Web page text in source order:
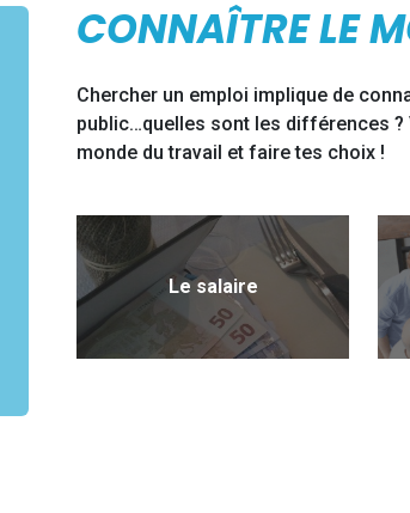
CONNAÎTRE LE
Chercher un emploi implique de
public…quelles sont les différences
monde du travail et faire tes choix !
Le salaire